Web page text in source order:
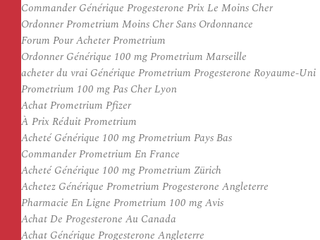
Commander Générique Progesterone Prix Le Moins Cher
Ordonner Prometrium Moins Cher Sans Ordonnance
Forum Pour Acheter Prometrium
Ordonner Générique 100 mg Prometrium Marseille
acheter du vrai Générique Prometrium Progesterone Royaume-Uni
Prometrium 100 mg Pas Cher Lyon
Achat Prometrium Pfizer
À Prix Réduit Prometrium
Acheté Générique 100 mg Prometrium Pays Bas
Commander Prometrium En France
Acheté Générique 100 mg Prometrium Zürich
Achetez Générique Prometrium Progesterone Angleterre
Pharmacie En Ligne Prometrium 100 mg Avis
Achat De Progesterone Au Canada
Achat Générique Progesterone Angleterre